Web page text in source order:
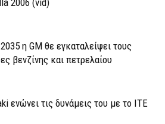
η GM θε εγκαταλείψει τους
βενζίνης και πετρελαίου
ενώνει τις δυνάμεις του με το ΙΤΕ